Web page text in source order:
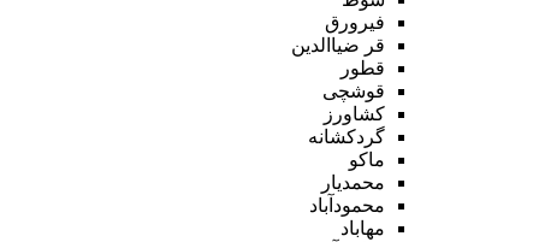
فیرورق
قر ضیاالدین
قطور
قوشچی
کشاورز
گردکشانه
ماکو
محمدیار
محمودآباد
مهاباد